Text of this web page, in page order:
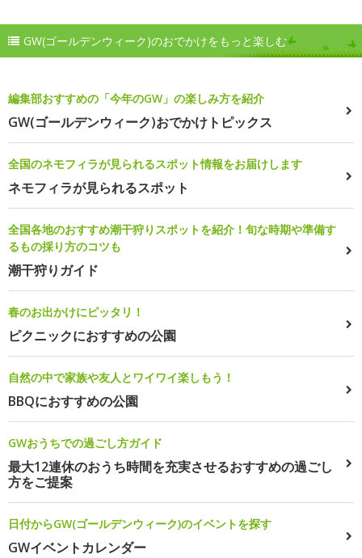
GW(ゴールデンウィーク)のおでかけをもっと楽しむ
編集部おすすめの「今年のGW」の楽しみ方を紹介
GW(ゴールデンウィーク)おでかけトピックス
全国のネモフィラが見られるスポット情報をお届けします
ネモフィラが見られるスポット
全国各地のおすすめ潮干狩りスポットを紹介！旬な時期や準備す
るもの採り方のコツも
潮干狩りガイド
春のお出かけにピッタリ！
ピクニックにおすすめの公園
自然の中で家族や友人とワイワイ楽しもう！
BBQにおすすめの公園
GWおうちでの過ごし方ガイド
最大12連休のおうち時間を充実させるおすすめの過ごし
方をご提案
日付からGW(ゴールデンウィーク)のイベントを探す
GWイベントカレンダー